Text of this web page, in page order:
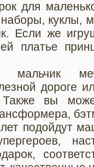
для
куклы,
Если же
платье
мальчик
дороге
Также вы
подойдут